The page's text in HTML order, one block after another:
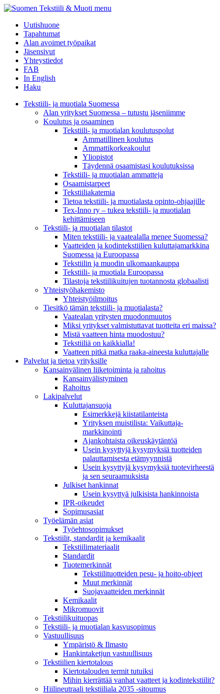
menu
Uutishuone
Tapahtumat
Alan avoimet työpaikat
Jäsensivut
Yhteystiedot
FAB
In English
Haku
Tekstiili- ja muotiala Suomessa
Alan yritykset Suomessa – tutustu jäseniimme
Koulutus ja osaaminen
Tekstiili- ja muotialan koulutuspolut
Ammatillinen koulutus
Ammattikorkeakoulut
Yliopistot
Täydennä osaamistasi koulutuksissa
Tekstiili- ja muotialan ammatteja
Osaamistarpeet
Tekstiiliakatemia
Tietoa tekstiili- ja muotialasta opinto-ohjaajille
Tex-Inno ry – tukea tekstiili- ja muotialan
kehittämiseen
Tekstiili- ja muotialan tilastot
Miten tekstiili- ja vaatealalla menee Suomessa?
Vaatteiden ja kodintekstiilien kuluttajamarkkina
Suomessa ja Euroopassa
Tekstiilin ja muodin ulkomaankauppa
Tekstiili- ja muotiala Euroopassa
Tilastoja tekstiilikuitujen tuotannosta globaalisti
Yhteistyö­hakemisto
Yhteistyöilmoitus
Tiesitkö tämän tekstiili- ja muotialasta?
Vaatealan yritysten muodonmuutos
Miksi yritykset valmistuttavat tuotteita eri maissa?
Mistä vaatteen hinta muodostuu?
Tekstiiliä on kaikkialla!
Vaatteen pitkä matka raaka-aineesta kuluttajalle
Palvelut ja tietoa yrityksille
Kansainvälinen liiketoiminta ja rahoitus
Kansain­välistyminen
Rahoitus
Lakipalvelut
Kuluttajansuoja
Esimerkkejä kiistatilanteista
Yrityksen muistilista: Vaikuttaja­
markkinointi
Ajankohtaista oikeuskäytäntöä
Usein kysyttyjä kysymyksiä tuotteiden
palauttamisesta etämyynnistä
Usein kysyttyjä kysymyksiä tuotevirheestä
ja sen seuraamuksista
Julkiset hankinnat
Usein kysyttyä julkisista hankinnoista
IPR-oikeudet
Sopimusasiat
Työelämän asiat
Työehto­sopimukset
Tekstiilit, standardit ja kemikaalit
Tekstiilimateriaalit
Standardit
Tuotemerkinnät
Tekstiilituotteiden pesu- ja hoito-ohjeet
Muut merkinnät
Suojavaatteiden merkinnät
Kemikaalit
Mikromuovit
Tekstiilikuitu­opas
Tekstiili- ja muotialan kasvusopimus
Vastuullisuus
Ympäristö & Ilmasto
Hankintaketjun vastuullisuus
Tekstiilien kiertotalous
Kiertotalouden termit tutuiksi
Mihin kierrättää vanhat vaatteet ja kodintekstiilit?
Hiilineutraali tekstiiliala 2035 -sitoumus